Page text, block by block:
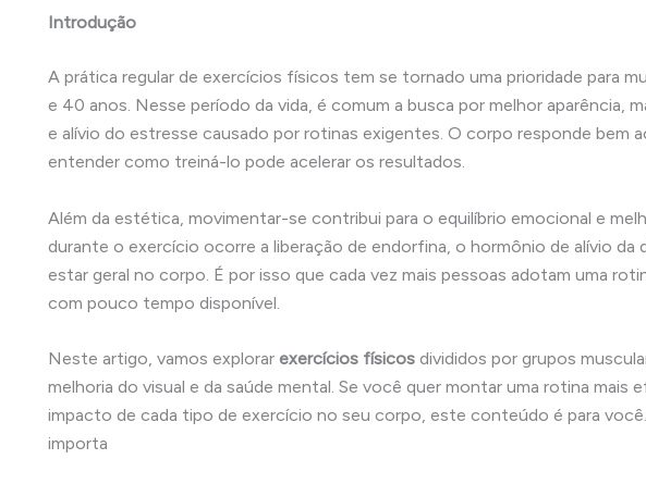
Introdução
A prática regular de exercícios físicos tem se tornado uma prioridade para
e 40 anos. Nesse período da vida, é comum a busca por melhor aparência,
e alívio do estresse causado por rotinas exigentes. O corpo responde bem
entender como treiná-lo pode acelerar os resultados.
Além da estética, movimentar-se contribui para o equilíbrio emocional e
durante o exercício ocorre a liberação de endorfina, o hormônio de alívio da
estar geral no corpo. É por isso que cada vez mais pessoas adotam uma
com pouco tempo disponível.
Neste artigo, vamos explorar exercícios físicos divididos por grupos
melhoria do visual e da saúde mental. Se você quer montar uma rotina mais
impacto de cada tipo de exercício no seu corpo, este conteúdo é para
importa